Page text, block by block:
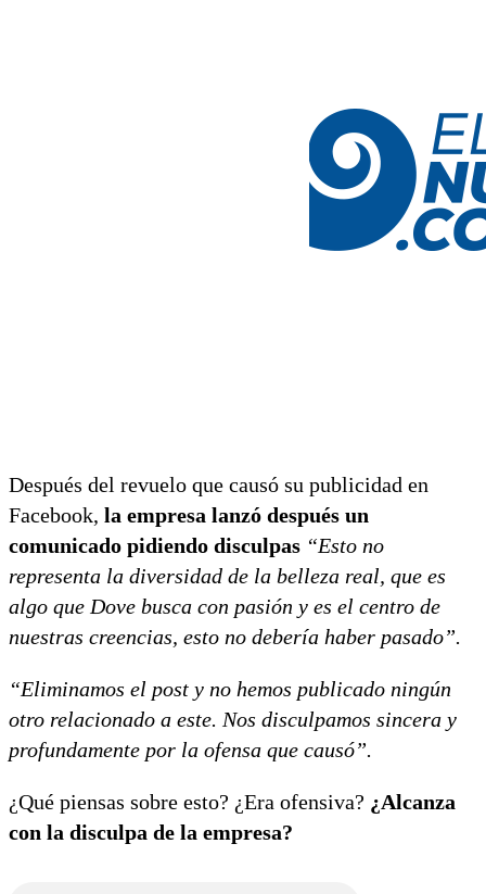
Después del revuelo que causó su publicidad en
Facebook, la empresa lanzó después un
comunicado pidiendo disculpas “Esto no
representa la diversidad de la belleza real, que es
algo que Dove busca con pasión y es el centro de
nuestras creencias, esto no debería haber pasado”.
“Eliminamos el post y no hemos publicado ningún
otro relacionado a este. Nos disculpamos sincera y
profundamente por la ofensa que causó”.
¿Qué piensas sobre esto? ¿Era ofensiva? ¿Alcanza
con la disculpa de la empresa?